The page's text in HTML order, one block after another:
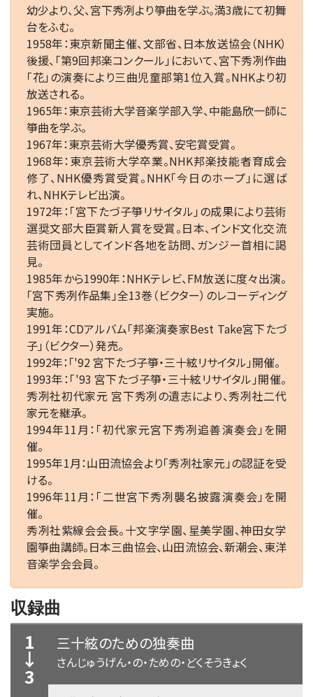
幼少より、父、宮下秀冽より箏曲を学ぶ。満3歳にて初舞
台をふむ。
1958年：東京新聞主催、文部省、日本放送協会（NHK）
後援、「第9回邦楽コンクール」において、宮下秀冽作曲
「花」の演奏により三曲児童部第1位入賞。NHKより初
放送される。
1965年：東京芸術大学音楽学部入学、中能島欣一師に
箏曲を学ぶ。
1967年：東京芸術大学優秀賞、安宅賞受賞。
1968年：東京芸術大学卒業。NHK邦楽技能者育成会
修了、NHK優秀賞受賞。NHK「今日のホープ」に選ば
れ、NHKテレビ出演。
1972年：「宮下たづ子箏リサイタル」の成果により芸術
選奨文部大臣賞新人賞を受賞。日本、インド文化交流
芸術団員としてインド各地を訪問、ガンジー首相に謁
見。
1985年から1990年：NHKテレビ、FM放送に度々出演。
「宮下秀冽作品集」全13巻（ビクター）のレコーディング
実施。
1991年：CDアルバム「邦楽演奏家Best Take宮下たづ
子」（ビクター）発売。
1992年：「'92 宮下たづ子箏・三十絃リサイタル」開催。
1993年：「'93 宮下たづ子箏・三十絃リサイタル」開催。
秀冽社初代家元 宮下秀冽の遺志により、秀冽社二代
家元を継承。
1994年11月：「初代家元宮下秀冽追善演奏会」を開
催。
1995年1月：山田流協会より「秀冽社家元」の認証を受
ける。
1996年11月：「二世宮下秀冽襲名披露演奏会」を開
催。
秀冽社紫線会会長。十文字学園、星美学園、神田女学
園箏曲講師。日本三曲協会、山田流協会、新潮会、東洋
音楽学会会員。
収録曲
1
↓
3
三十絃のための独奏曲
さんじゅうげん・の・ための・どくそうきょく